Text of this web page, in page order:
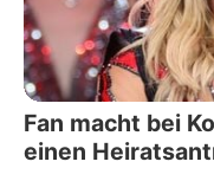
Fan macht bei
einen